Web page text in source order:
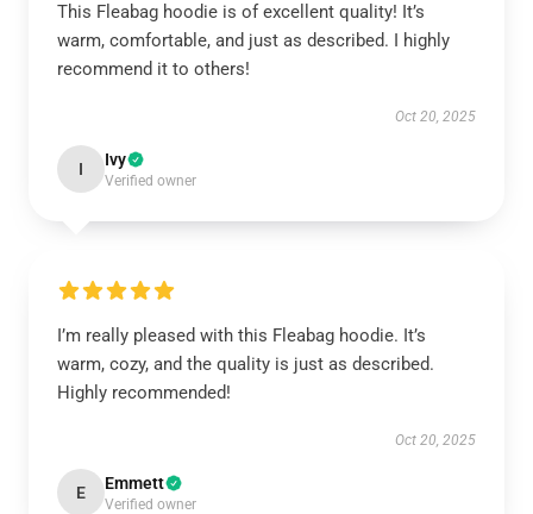
This Fleabag hoodie is of excellent quality! It’s
warm, comfortable, and just as described. I highly
recommend it to others!
Oct 20, 2025
I Ivy
Verified owner
I’m really pleased with this Fleabag hoodie. It’s
warm, cozy, and the quality is just as described.
Highly recommended!
Oct 20, 2025
E Emmett
Verified owner